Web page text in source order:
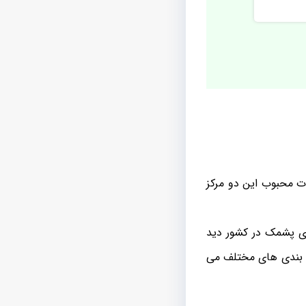
محبوب این دو مرکز
ی پشمک در کشور دید
بندی های مختلف می